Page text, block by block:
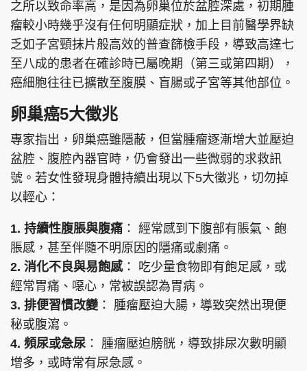
之所以致命率高，是因為卵巢位於盆腔深處，初期腫
瘤較小時幾乎沒有任何明顯症狀，加上目前醫學界缺
乏如子宮頸抹片般高效的普查篩檢手段，導致高達七
至八成的患者在確診時已屬晚期（第三或第四期），
癌細胞往往已擴散至腹膜、盲腸或子宮等其他部位。
卵巢癌5大徵兆
專家指出，卵巢癌雖隱蔽，但當腫瘤逐漸增大並壓迫
盆腔、腹腔內器官時，仍會發出一些微弱的求救訊
號。若女性發現身體持續出現以下5大徵兆，切勿掉
以輕心：
1. 持續性腹脹與腹痛 ： 經常感到下腹部有脹氣、飽
脹感，甚至伴隨不明原因的隱痛或劇痛。
2. 消化不良與易飽感： 吃少量食物即有飽足感，或
經常胃痛、噁心，常被誤認為胃病。
3. 排便習慣改變 ： 腫瘤壓迫大腸，導致突然出現便
秘或腹瀉。
4. 頻尿或急尿 ： 腫瘤壓迫膀胱，導致排尿次數明顯
增多，或時常有尿急感。